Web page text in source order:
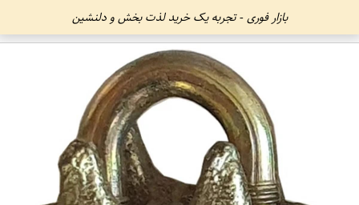
بازار فوری - تجربه یک خرید لذت بخش و دلنشین